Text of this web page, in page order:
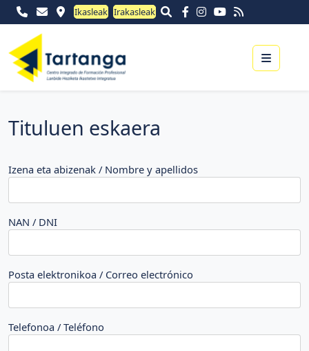
Ikasleak Irakasleak
Menu
Tituluen eskaera
Izena eta abizenak / Nombre y apellidos
NAN / DNI
Posta elektronikoa / Correo electrónico
Telefonoa / Teléfono